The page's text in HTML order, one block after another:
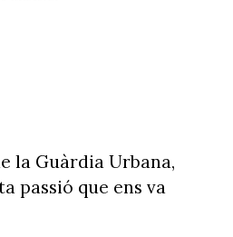
la Guàrdia Urbana,
passió que ens va